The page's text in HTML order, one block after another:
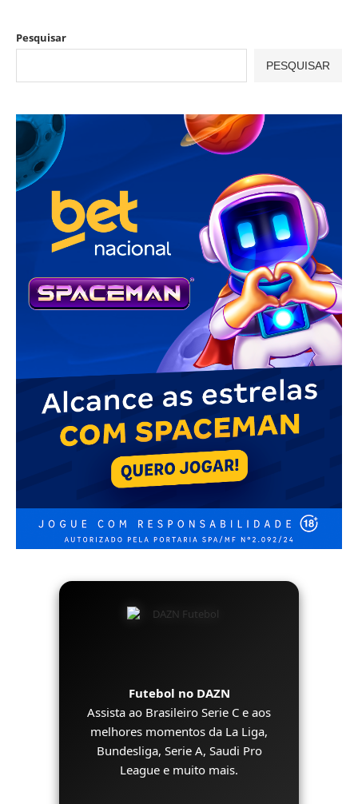
Pesquisar
PESQUISAR
Futebol no DAZN
Assista ao Brasileiro Serie C e aos
melhores momentos da La Liga,
Bundesliga, Serie A, Saudi Pro
League e muito mais.